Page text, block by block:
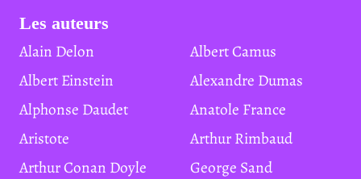
Les auteurs
Alain Delon
Albert Camus
Albert Einstein
Alexandre Dumas
Alphonse Daudet
Anatole France
Aristote
Arthur Rimbaud
Arthur Conan Doyle
George Sand